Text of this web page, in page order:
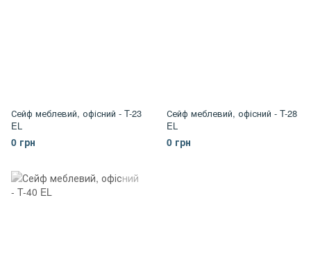
Сейф меблевий, офісний - T-23
EL
0 грн
Сейф меблевий, офісний - T-28
EL
0 грн